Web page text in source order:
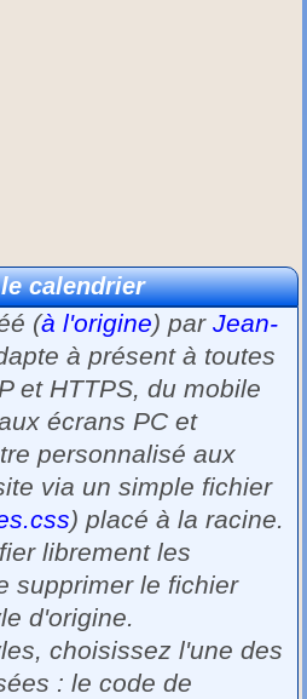
calendrier
(à l'origine) parJean-
à présent à toutes
et HTTPS, du mobile
écrans PC et
personnalisé aux
via un simple fichier
) placé à la racine.
librement les
supprimer le fichier
d'origine.
choisissez l'une des
: le code de